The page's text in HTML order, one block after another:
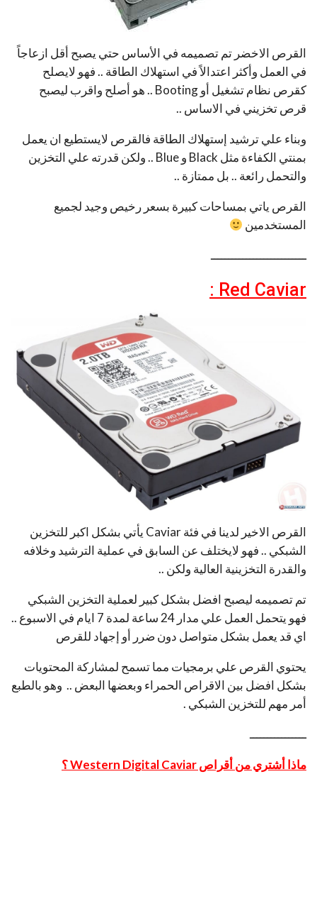
القرص الاخضر تم تصميمه في الأساس حتي يصبح أقل ازعاجاً
في العمل وأكثر اعتدالاً في استهلاك الطاقة .. فهو لايصلح
كقرص نظام تشغيل أو Booting .. هو أصلح واقرب ليصبح
قرص تخزيني في الاساس ..
وبناء علي ترشيد إستهلاك الطاقة فالقرص لايستطيع ان يعمل
بمنتي الكفاءة مثل Black و Blue .. ولكن قدرته علي التخزين
والتحمل رائعة .. بل ممتازة ..
القرص ياتي بمساحات كبيرة بسعر رخيص وجيد لجميع
المستخدمين
ـــــــــــــــــــــــــــ
Red Caviar :
القرص الاخير لدينا في فئة Caviar يأتي بشكل اكبر للتخزين
الشبكي .. فهو لايختلف عن السابق في عملية الترشيد وخلافه
والقدرة التخزينية العالية ولكن ..
تم تصميمه ليصبح افضل بشكل كبير لعملية التخزين الشبكي
فهو يتحمل العمل علي مدار 24 ساعة لمدة 7 ايام في الاسبوع ..
اي قد يعمل بشكل متواصل دون ضرر أو إجهاد للقرص
يحتوي القرص علي برمجيات مما تسمح لمشاركة المحتويات
بشكل افضل بين الاقراص الحمراء وبعضها البعض .. وهو بالطبع
أمر مهم للتخزين الشبكي .
ــــــــــــــــ
ماذا أشتري من أقراص Western Digital Caviar ؟